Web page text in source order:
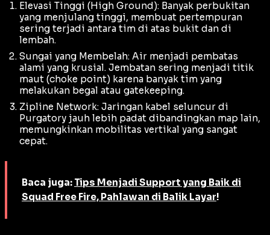
Elevasi Tinggi (High Ground): Banyak perbukitan
yang menjulang tinggi, membuat pertempuran
sering terjadi antara tim di atas bukit dan di
lembah.
Sungai yang Membelah: Air menjadi pembatas
alami yang krusial. Jembatan sering menjadi titik
maut (choke point) karena banyak tim yang
melakukan begal atau gatekeeping.
Zipline Network: Jaringan kabel seluncur di
Purgatory jauh lebih padat dibandingkan map lain,
memungkinkan mobilitas vertikal yang sangat
cepat.
Baca juga: Tips Menjadi Support yang Baik di
Squad Free Fire, Pahlawan di Balik Layar!